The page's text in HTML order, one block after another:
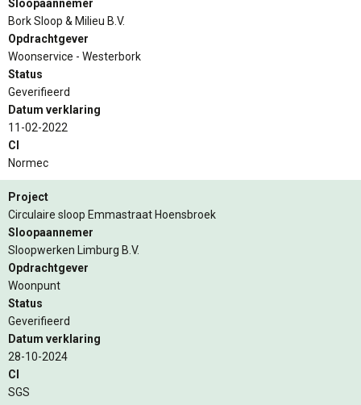
Sloopaannemer
Bork Sloop & Milieu B.V.
Opdrachtgever
Woonservice - Westerbork
Status
Geverifieerd
Datum verklaring
11-02-2022
CI
Normec
Project
Circulaire sloop Emmastraat Hoensbroek
Sloopaannemer
Sloopwerken Limburg B.V.
Opdrachtgever
Woonpunt
Status
Geverifieerd
Datum verklaring
28-10-2024
CI
SGS